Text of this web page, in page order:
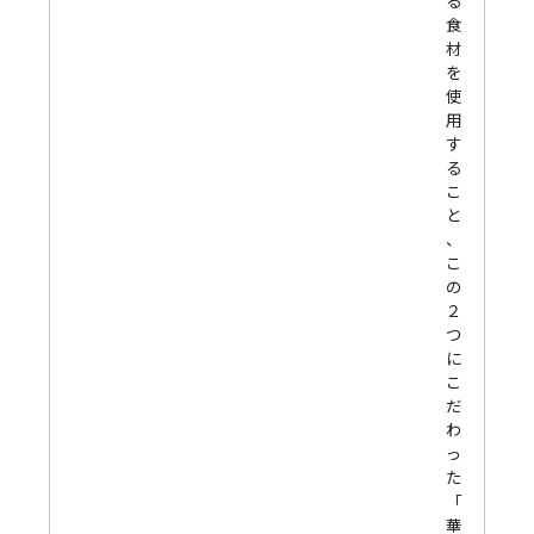
食
材
を
使
用
す
る
こ
と
、
こ
の
２
つ
に
こ
だ
わ
っ
た
「
華